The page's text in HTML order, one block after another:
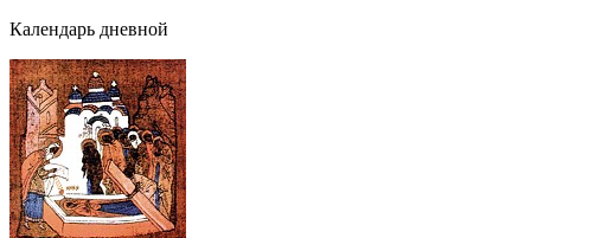
Календарь дневной